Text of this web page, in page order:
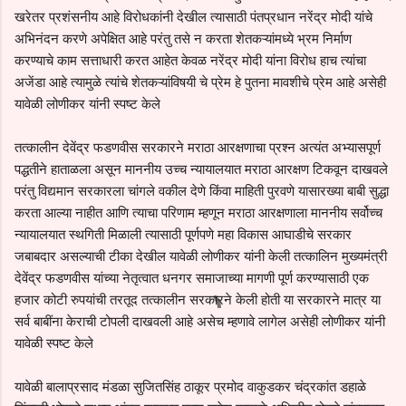
खरेतर प्रशंसनीय आहे विरोधकांनी देखील त्यासाठी पंतप्रधान नरेंद्र मोदी यांचे
अभिनंदन करणे अपेक्षित आहे परंतु तसे न करता शेतकऱ्यांमध्ये भ्रम निर्माण
करण्याचे काम सत्ताधारी करत आहेत केवळ नरेंद्र मोदी यांना विरोध हाच त्यांचा
अजेंडा आहे त्यामुळे त्यांचे शेतकऱ्यांविषयी चे प्रेम हे पुतना मावशीचे प्रेम आहे असेही
यावेळी लोणीकर यांनी स्पष्ट केले
तत्कालीन देवेंद्र फडणवीस सरकारने मराठा आरक्षणाचा प्रश्न अत्यंत अभ्यासपूर्ण
पद्धतीने हाताळला असून माननीय उच्च न्यायालयात मराठा आरक्षण टिकवून दाखवले
परंतु विद्यमान सरकारला चांगले वकील देणे किंवा माहिती पुरवणे यासारख्या बाबी सुद्धा
करता आल्या नाहीत आणि त्याचा परिणाम म्हणून मराठा आरक्षणाला माननीय सर्वोच्च
न्यायालयात स्थगिती मिळाली त्यासाठी पूर्णपणे महा विकास आघाडीचे सरकार
जबाबदार असल्याची टीका देखील यावेळी लोणीकर यांनी केली तत्कालिन मुख्यमंत्री
देवेंद्र फडणवीस यांच्या नेतृत्वात धनगर समाजाच्या मागणी पूर्ण करण्यासाठी एक
हजार कोटी रुपयांची तरतूद तत्कालीन सरकारने केली होती या सरकारने मात्र या
सर्व बाबींना केराची टोपली दाखवली आहे असेच म्हणावे लागेल असेही लोणीकर यांनी
यावेळी स्पष्ट केले
यावेळी बालाप्रसाद मंडळा सुजितसिंह ठाकूर प्रमोद वाकुडकर चंद्रकांत डहाळे